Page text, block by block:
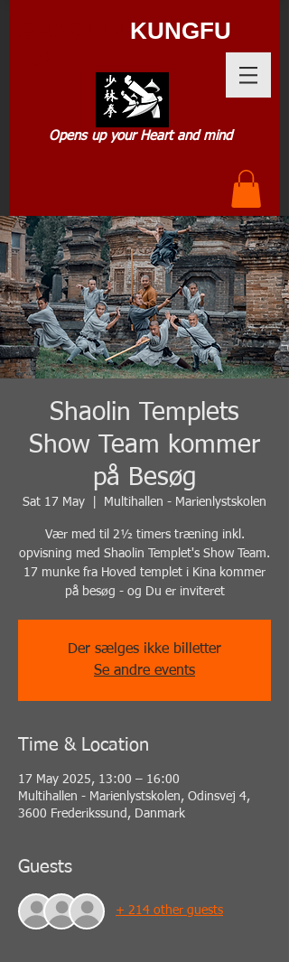
KUNGFU
Opens up your Heart and mind
Shaolin Templets
Show Team kommer
på Besøg
Sat 17 May Multihallen - Marienlystskolen
Vær med til 2½ timers træning inkl.
opvisning med Shaolin Templet's Show Team.
17 munke fra Hoved templet i Kina kommer
på besøg - og Du er inviteret
Der sælges ikke billetter
Se andre events
Time & Location
17 May 2025, 13:00 – 16:00
Multihallen - Marienlystskolen, Odinsvej 4,
3600 Frederikssund, Danmark
Guests
+ 214 other guests